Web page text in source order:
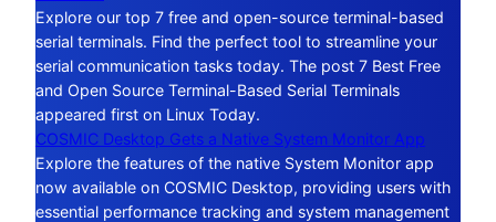
Explore our top 7 free and open-source terminal-based
serial terminals. Find the perfect tool to streamline your
serial communication tasks today. The post 7 Best Free
and Open Source Terminal-Based Serial Terminals
appeared first on Linux Today.
COSMIC Desktop Gets a Native System Monitor App
Explore the features of the native System Monitor app
now available on COSMIC Desktop, providing users with
essential performance tracking and system management